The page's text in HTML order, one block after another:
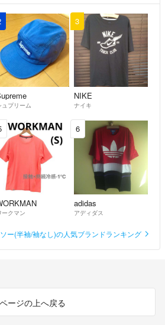
ュプリーム
3
NIKE
ナイキ
ークマン
6
adidas
アディダス
ー(半袖/袖なし)の人気ブランドランキング
ページの上へ戻る